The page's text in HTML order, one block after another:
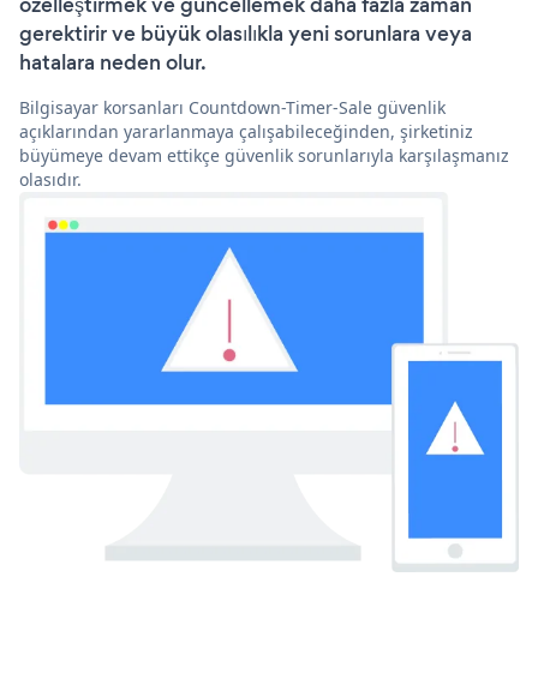
gerektirir ve büyük olasılıkla yeni sorunlara veya
hatalara neden olur.
Bilgisayar korsanları Countdown-Timer-Sale güvenlik
açıklarından yararlanmaya çalışabileceğinden, şirketiniz
büyümeye devam ettikçe güvenlik sorunlarıyla karşılaşmanız
olasıdır.